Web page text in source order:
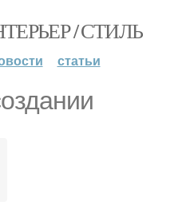
/ СТИЛЬ
статьи